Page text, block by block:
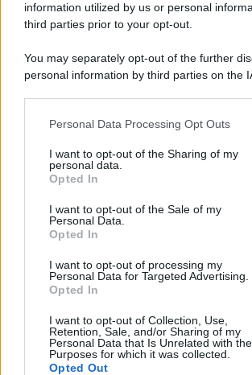
information utilized by us or personal
third parties prior to your opt-out.
You may separately opt-out of the further
personal information by third parties on the
This information may also be disclosed by
disclose it to other third parties.
Please note that this website/app uses one
services and may gather and store
not limited to your visit or usage behaviour.
grant or deny consent to Google and its
consent section.
Personal Data Processing Opt Outs
I want to opt-out of the Sharing of my
personal data.
Opted In
I want to opt-out of the Sale of my
Personal Data.
Opted In
I want to opt-out of processing my
Personal Data for Targeted Advertising.
Opted In
I want to opt-out of Collection, Use,
Retention, Sale, and/or Sharing of my
Personal Data that Is Unrelated with the
Purposes for which it was collected.
Opted Out